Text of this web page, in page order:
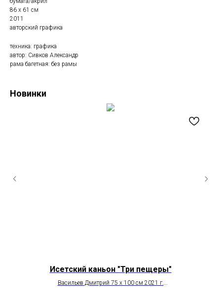
86 х 61 см
2011
авторский графика
техника: графика
автор: Сивков Александр
рама багетная: без рамы
Новинки
Исетский каньон "Три пещеры"
Васильев Дмитрий 75 х 100 см 2021 г.